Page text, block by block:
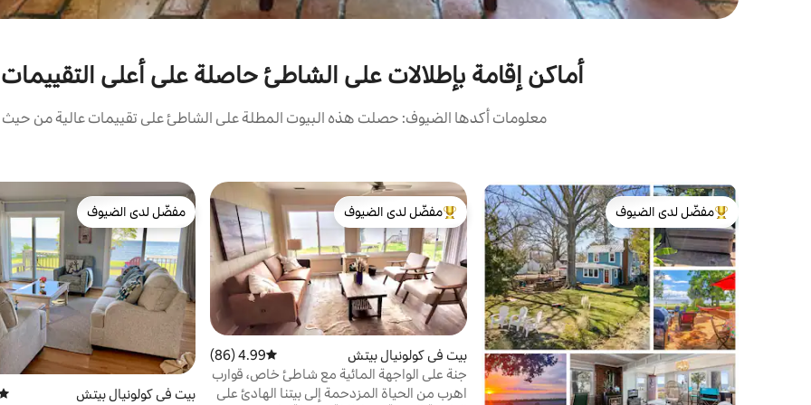
أماكن إقامة بإطلالات على الشاطئ حاصلة على أعلى
معلومات أكدها الضيوف: حصلت هذه البيوت المطلة على الشاطئ على تقييمات عالية من حيث
من أبرز البيوت المفضّلة لدى الضيوف
مفضّل لدى الضيوف
من أبرز البيوت المفضّلة لدى الضيوف
مفضّل لدى الضيوف
بيت في كولونيال بيتش متوسط التقييم 4.99 من 5، 86 مراجعات
4.99 (86)
جنة على الواجهة المائية مع شاطئ خاص، قوارب
الكاياك، والشواء
اهرب من الحياة المزدحمة إلى بيتنا الهادئ على
مفضّل لدى الضيوف
مفضّل لدى الضيوف
بيت في كولونيال بيتش